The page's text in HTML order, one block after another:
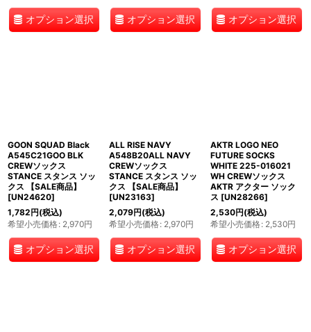
オプション選択 オプション選択 オプション選択
GOON SQUAD Black
A545C21GOO BLK
CREWソックス
STANCE スタンス ソッ
クス 【SALE商品】
[UN24620]
1,782円(税込)
希望小売価格: 2,970円
オプション選択
ALL RISE NAVY
A548B20ALL NAVY
CREWソックス
STANCE スタンス ソッ
クス 【SALE商品】
[UN23163]
2,079円(税込)
希望小売価格: 2,970円
オプション選択
AKTR LOGO NEO
FUTURE SOCKS
WHITE 225-016021
WH CREWソックス
AKTR アクター ソック
ス [UN28266]
2,530円(税込)
希望小売価格: 2,530円
オプション選択